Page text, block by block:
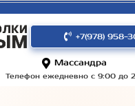
+7(978) 958-
Массандра
Телефон ежедневно с 9:00 до